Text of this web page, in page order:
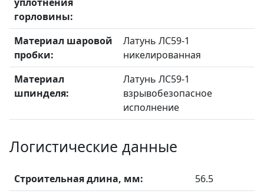
горловины:
Материал шаровой
пробки:
Латунь ЛС59-1
никелированная
Материал
шпинделя:
Латунь ЛС59-1
взрывобезопасное
исполнение
Логистические данные
Строительная длина, мм:
56.5